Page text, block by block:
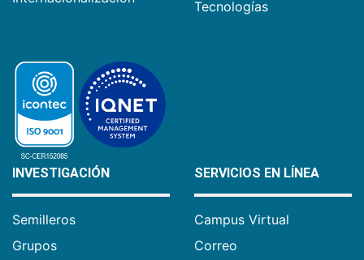
Tecnologías
INVESTIGACIÓN
Semilleros
Grupos
SERVICIOS EN LÍNEA
Campus Virtual
Correo